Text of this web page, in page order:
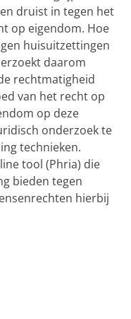
druist in tegen het
op eigendom. Hoe
huisuitzettingen
daarom
rechtmatigheid
van het recht op
op deze
onderzoek te
technieken.
tool (Phria) die
bieden tegen
hierbij